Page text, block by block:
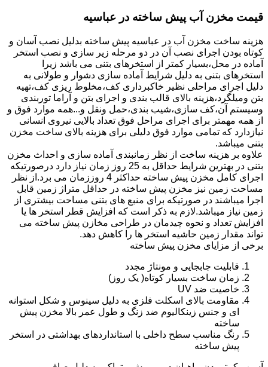
قیمت مخزن آب پیش ساخته در عباسیه
هزینه ساخت مخزن آب در عباسیه پیش ساخته بدلیل نصب آسان و
کوتاه بودن اجرای نصب آن در دو مرحله زیر سازی و نصب استخر
آماده در محل،بسیار کمتر از استخرهای بتنی می باشد زیرا
استخرهای بتنی به دلیل شرایط آماده سازی دشوار و طولانی به
دلیل اجرای مراحلی نظیر خاکبرداری کف،مخلوط ریزی کف،تهیه
بتن ومیلگرد،هزینه بالای قالب بندی و اجرای بتن و آراما توربندی
وسیستم آن،کف سازی،شیب بندی،حمل ونقل و...همه موارد فوق و
از همه مهمتر برای اجرای مراحل فوق تعداد بالایی نیروی انسانی
نیازدارد که تمامی موارد فوق دلیلی برای هزینه بالای ساخت مخزن
بتنی میباشد.
علاوه بر هزینه ساخت از نظر زمانبندی آماده سازی و احداث مخزن
بتنی در بهترین شرایط حداقل به 25 روز زمان نیاز دارد درصورتیکه
اجرای کامل مخزن پیش ساخته حداکثر 4 روززمان می برد.از نظر
مساحت زمین نیز مخزن پیش ساخته در حداقل متراژ زمین قابل
اجرا میباشند در صورتیکه برای منبع های بتنی مساحت بیشتری از
زمین نیاز میباشد.لازم به ذکر است که افزایش قطر استخر ها یا
افزایش تعداد و نحوه چیدمان در طراحی مخازن پیش ساخته می
تواند مقدار زمین حاشیه استخر ها را کاهش دهد.
برخی از مزایای مخزن پیش ساخته
قابلیت جابجایی و مونتاژ مجدد
زمان ساخت بسیار کوتاه( یک روز)
خاصیت ضد UV
مقاومت بالای اسکلت فلزی به دلیل سینوس و شکل استوانه
ای و جنس زینکالیوم ضد زنگ و طول عمر بالا مخزن پیش
ساخته
رنگ مناسب سطح داخلی با استانداردهای بهداشتی در استخر
پیش ساخته